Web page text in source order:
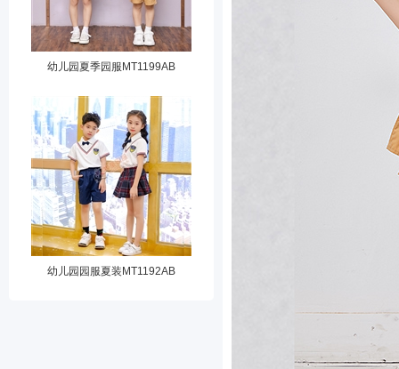
幼儿园夏季园服MT1199AB
幼儿园园服夏装MT1192AB